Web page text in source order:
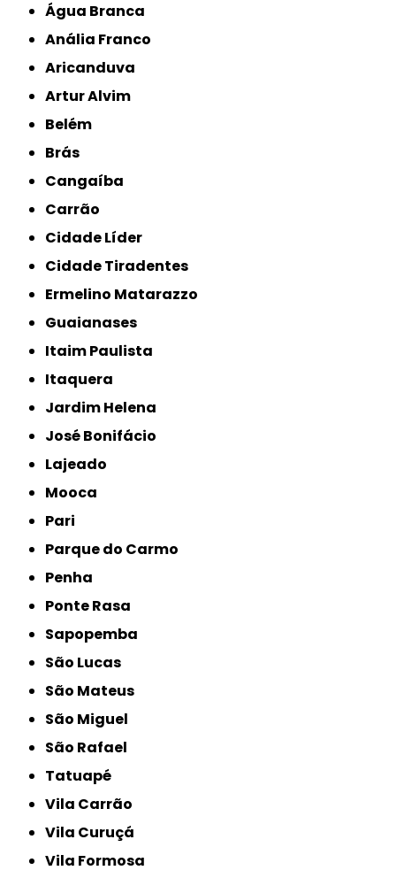
Água Branca
Anália Franco
Aricanduva
Artur Alvim
Belém
Brás
Cangaíba
Carrão
Cidade Líder
Cidade Tiradentes
Ermelino Matarazzo
Guaianases
Itaim Paulista
Itaquera
Jardim Helena
José Bonifácio
Lajeado
Mooca
Pari
Parque do Carmo
Penha
Ponte Rasa
Sapopemba
São Lucas
São Mateus
São Miguel
São Rafael
Tatuapé
Vila Carrão
Vila Curuçá
Vila Formosa